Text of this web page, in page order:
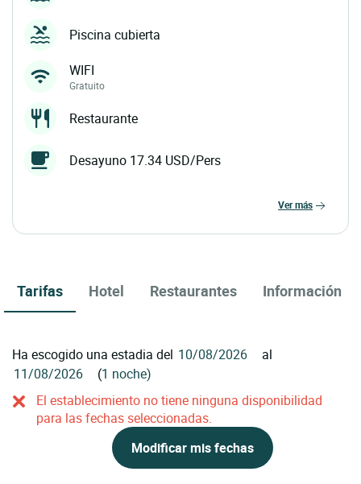
Piscina cubierta
WIFI
Gratuito
Restaurante
Desayuno 17.34 USD/Pers
ver más
Tarifas Hotel Restaurantes Información
Ha escogido una estadia del
al
(1 noche)
El establecimiento no tiene ninguna disponibilidad
para las fechas seleccionadas.
Modificar mis fechas